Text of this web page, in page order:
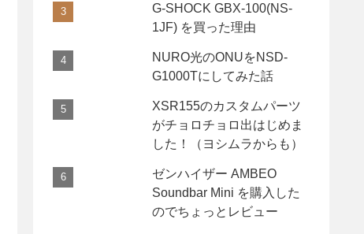
G-SHOCK GBX-100(NS-
1JF) を買った理由
NURO光のONUをNSD-
G1000Tにしてみた話
XSR155のカスタムパーツ
がチョロチョロ出はじめま
した！（ヨシムラからも）
ゼンハイザー AMBEO
Soundbar Mini を購入した
のでちょっとレビュー